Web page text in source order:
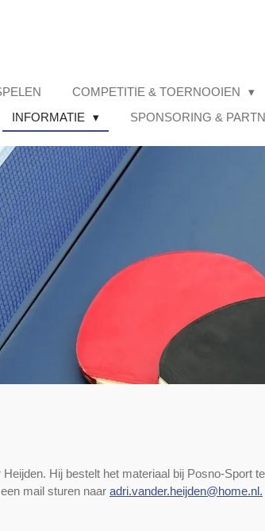
COMPETITIE & TOERNOOIEN
INFORMATIE SPONSORING &
Hij bestelt het materiaal bij Posno-Sport
mail sturen naar adri.vander.heijden@home.nl.